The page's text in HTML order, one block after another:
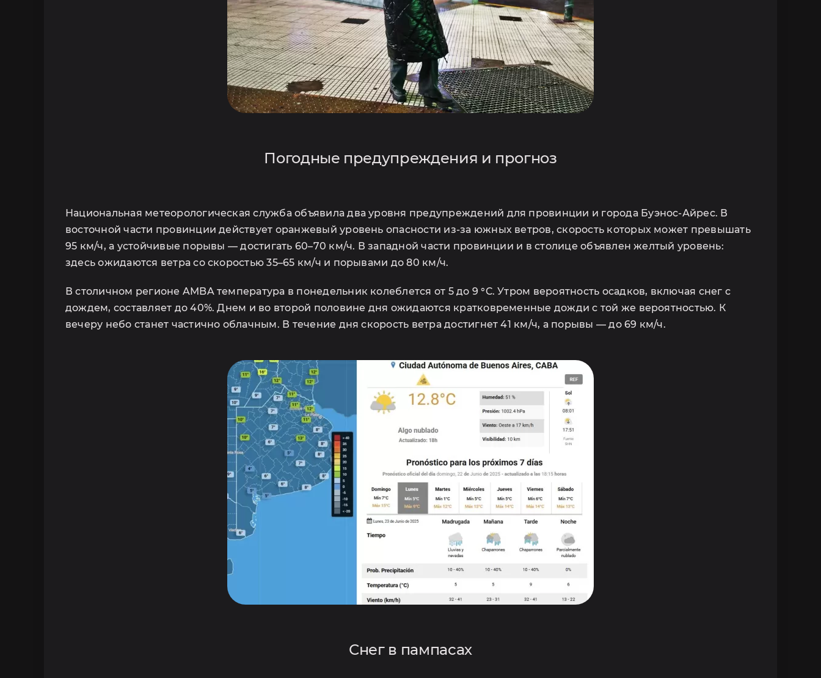
Погодные предупреждения и прогноз
Национальная метеорологическая служба объявила два уровня предупреждений для провинции и города Буэнос-Айрес. В
восточной части провинции действует оранжевый уровень опасности из-за южных ветров, скорость которых может превышать
95 км/ч, а устойчивые порывы — достигать 60–70 км/ч. В западной части провинции и в столице объявлен желтый уровень:
здесь ожидаются ветра со скоростью 35–65 км/ч и порывами до 80 км/ч.
В столичном регионе AMBA температура в понедельник колеблется от 5 до 9 °C. Утром вероятность осадков, включая снег с
дождем, составляет до 40%. Днем и во второй половине дня ожидаются кратковременные дожди с той же вероятностью. К
вечеру небо станет частично облачным. В течение дня скорость ветра достигнет 41 км/ч, а порывы — до 69 км/ч.
Снег в пампасах
НА СОПРОВОЖДЕНИЕ РАНТЬЕ
СОПРОВОЖДЕНИЕ РАНТЬЕ
Заполните форму
После получения формы мы свяжемся с вами!
Запись на консультацию
Ответим на ваши вопросы по электронной почте или в WhatsApp. Заполните контактную
информацию и желаемое время консультации. Мы свяжемся с вами!